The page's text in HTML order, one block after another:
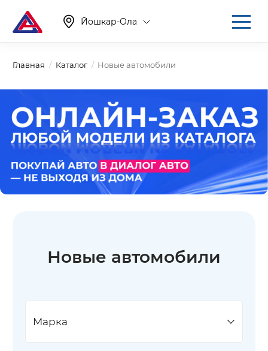
Йошкар-Ола
Главная Каталог Новые автомобили
Новые автомобили
Марка